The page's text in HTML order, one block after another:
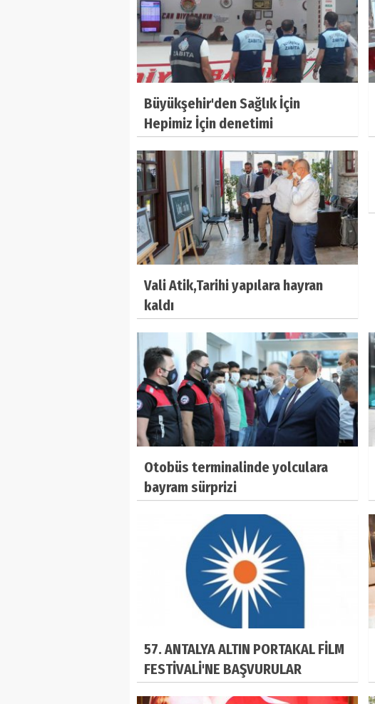
Büyükşehir'den Sağlık İçin
Hepimiz İçin denetimi
Vali Atik,Tarihi yapılara hayran
kaldı
Otobüs terminalinde yolculara
bayram sürprizi
57. ANTALYA ALTIN PORTAKAL FİLM
FESTİVALİ'NE BAŞVURULAR